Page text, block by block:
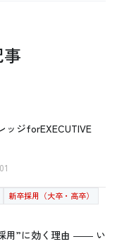
ッジforEXECUTIVE
新卒採用（大卒・高卒）
用”に効く理由 ―― い